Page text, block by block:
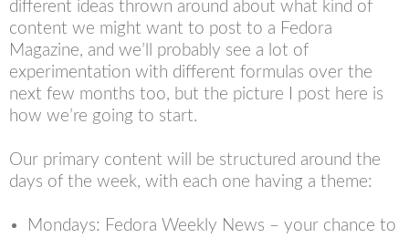
different ideas thrown around about what kind of
content we might want to post to a Fedora
Magazine, and we’ll probably see a lot of
experimentation with different formulas over the
next few months too, but the picture I post here is
how we’re going to start.
Our primary content will be structured around the
days of the week, with each one having a theme:
Mondays: Fedora Weekly News – your chance to